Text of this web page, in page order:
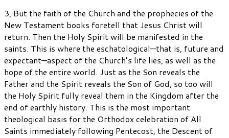
3, But the faith of the Church and the prophecies of the
New Testament books foretell that Jesus Christ will
return. Then the Holy Spirit will be manifested in the
saints. This is where the eschatological—that is, future and
expectant—aspect of the Church’s life lies, as well as the
hope of the entire world. Just as the Son reveals the
Father and the Spirit reveals the Son of God, so too will
the Holy Spirit fully reveal them in the Kingdom after the
end of earthly history. This is the most important
theological basis for the Orthodox celebration of All
Saints immediately following Pentecost, the Descent of